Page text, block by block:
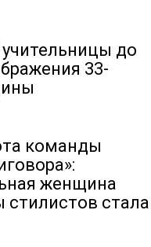
до
33-
команды
женщина
стилистов стала